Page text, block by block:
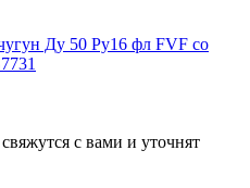
Ду 50 Ру16 фл FVF со
с вами и уточнят